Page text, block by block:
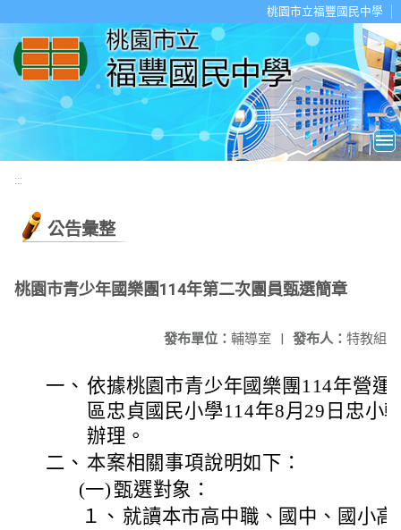
桃園市立福豐國民中學
:::
公告彙整
桃園市青少年國樂團114年第二次團員甄選簡章
發布人： 特教組
發布單位： 輔導室 |
一、 依據桃園市青少年國樂團114年營運
區忠貞國民小學114年8月29日忠小
辦理。
二、 本案相關事項說明如下：
(一) 甄選對象：
１、 就讀本市高中職、國中、國小